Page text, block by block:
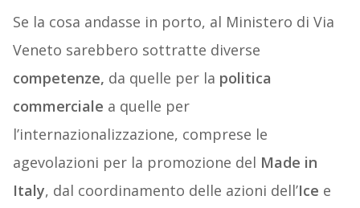
Se la cosa andasse in porto, al Ministero di Via
Veneto sarebbero sottratte diverse
competenze, da quelle per la politica
commerciale a quelle per
l’internazionalizzazione, comprese le
agevolazioni per la promozione del Made in
Italy, dal coordinamento delle azioni dell’Ice e